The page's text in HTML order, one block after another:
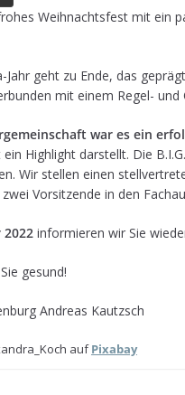
e
d
s
g
a
m
l n
Weih­nachts­fest mit ein
Jahr geht zu Ende, das
mit einem Regel- und
war es ein
High­light dar­stellt. Die
Wir stel­len einen
Vor­sit­zende in den
2022 infor­mie­ren wir Sie
gesund!
Andreas Kautzsch
aufPix­a­bay